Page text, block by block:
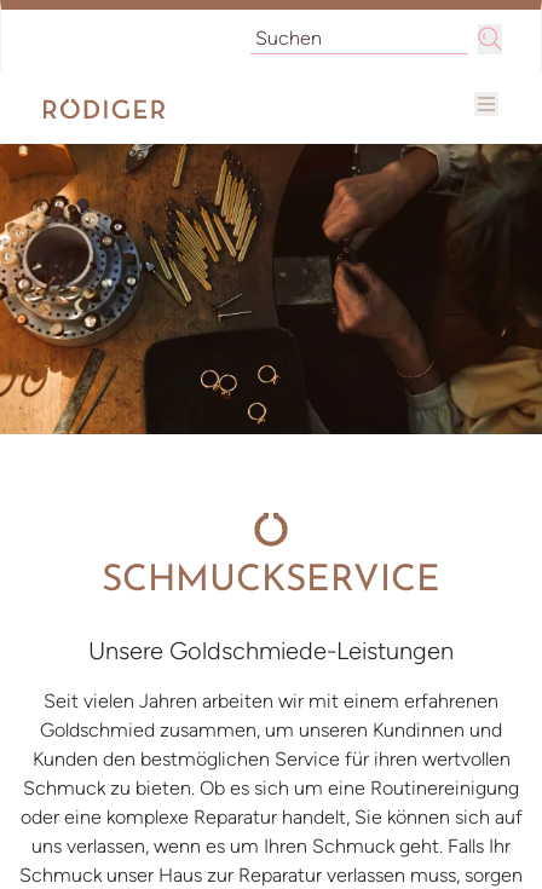
SCHMUCKSERVICE
Unsere Goldschmiede-Leistungen
Seit vielen Jahren arbeiten wir mit einem erfahrenen
Goldschmied zusammen, um unseren Kundinnen und
Kunden den bestmöglichen Service für ihren wertvollen
Schmuck zu bieten. Ob es sich um eine Routinereinigung
oder eine komplexe Reparatur handelt, Sie können sich auf
uns verlassen, wenn es um Ihren Schmuck geht. Falls Ihr
Schmuck unser Haus zur Reparatur verlassen muss, sorgen